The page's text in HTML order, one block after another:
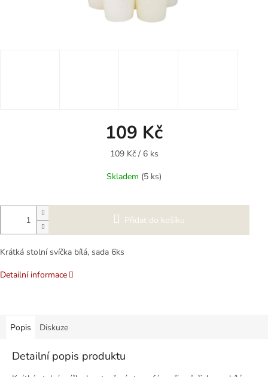
109 Kč
Měrná
109 Kč / 6 ks
Skladem (5 ks)
Přidat do košíku
Krátká stolní svíčka bílá, sada 6ks
Detailní informace
Popis Diskuze
Detailní popis produktu